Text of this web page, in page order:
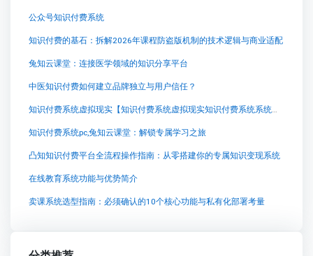
公众号知识付费系统
知识付费的基石：拆解2026年课程防盗版机制的技术逻辑与商业适配
兔知云课堂：连接医学领域的知识分享平台
中医知识付费如何建立品牌独立与用户信任？
知识付费系统虚拟现实【知识付费系统虚拟现实知识付费系统系统怎么制作，知识付费系统搭建使用教程】
知识付费系统pc,兔知云课堂：解锁专属学习之旅
凸知知识付费平台全流程操作指南：从零搭建你的专属知识变现系统
在线教育系统功能与优势简介
卖课系统选型指南：必须确认的10个核心功能与私有化部署考量